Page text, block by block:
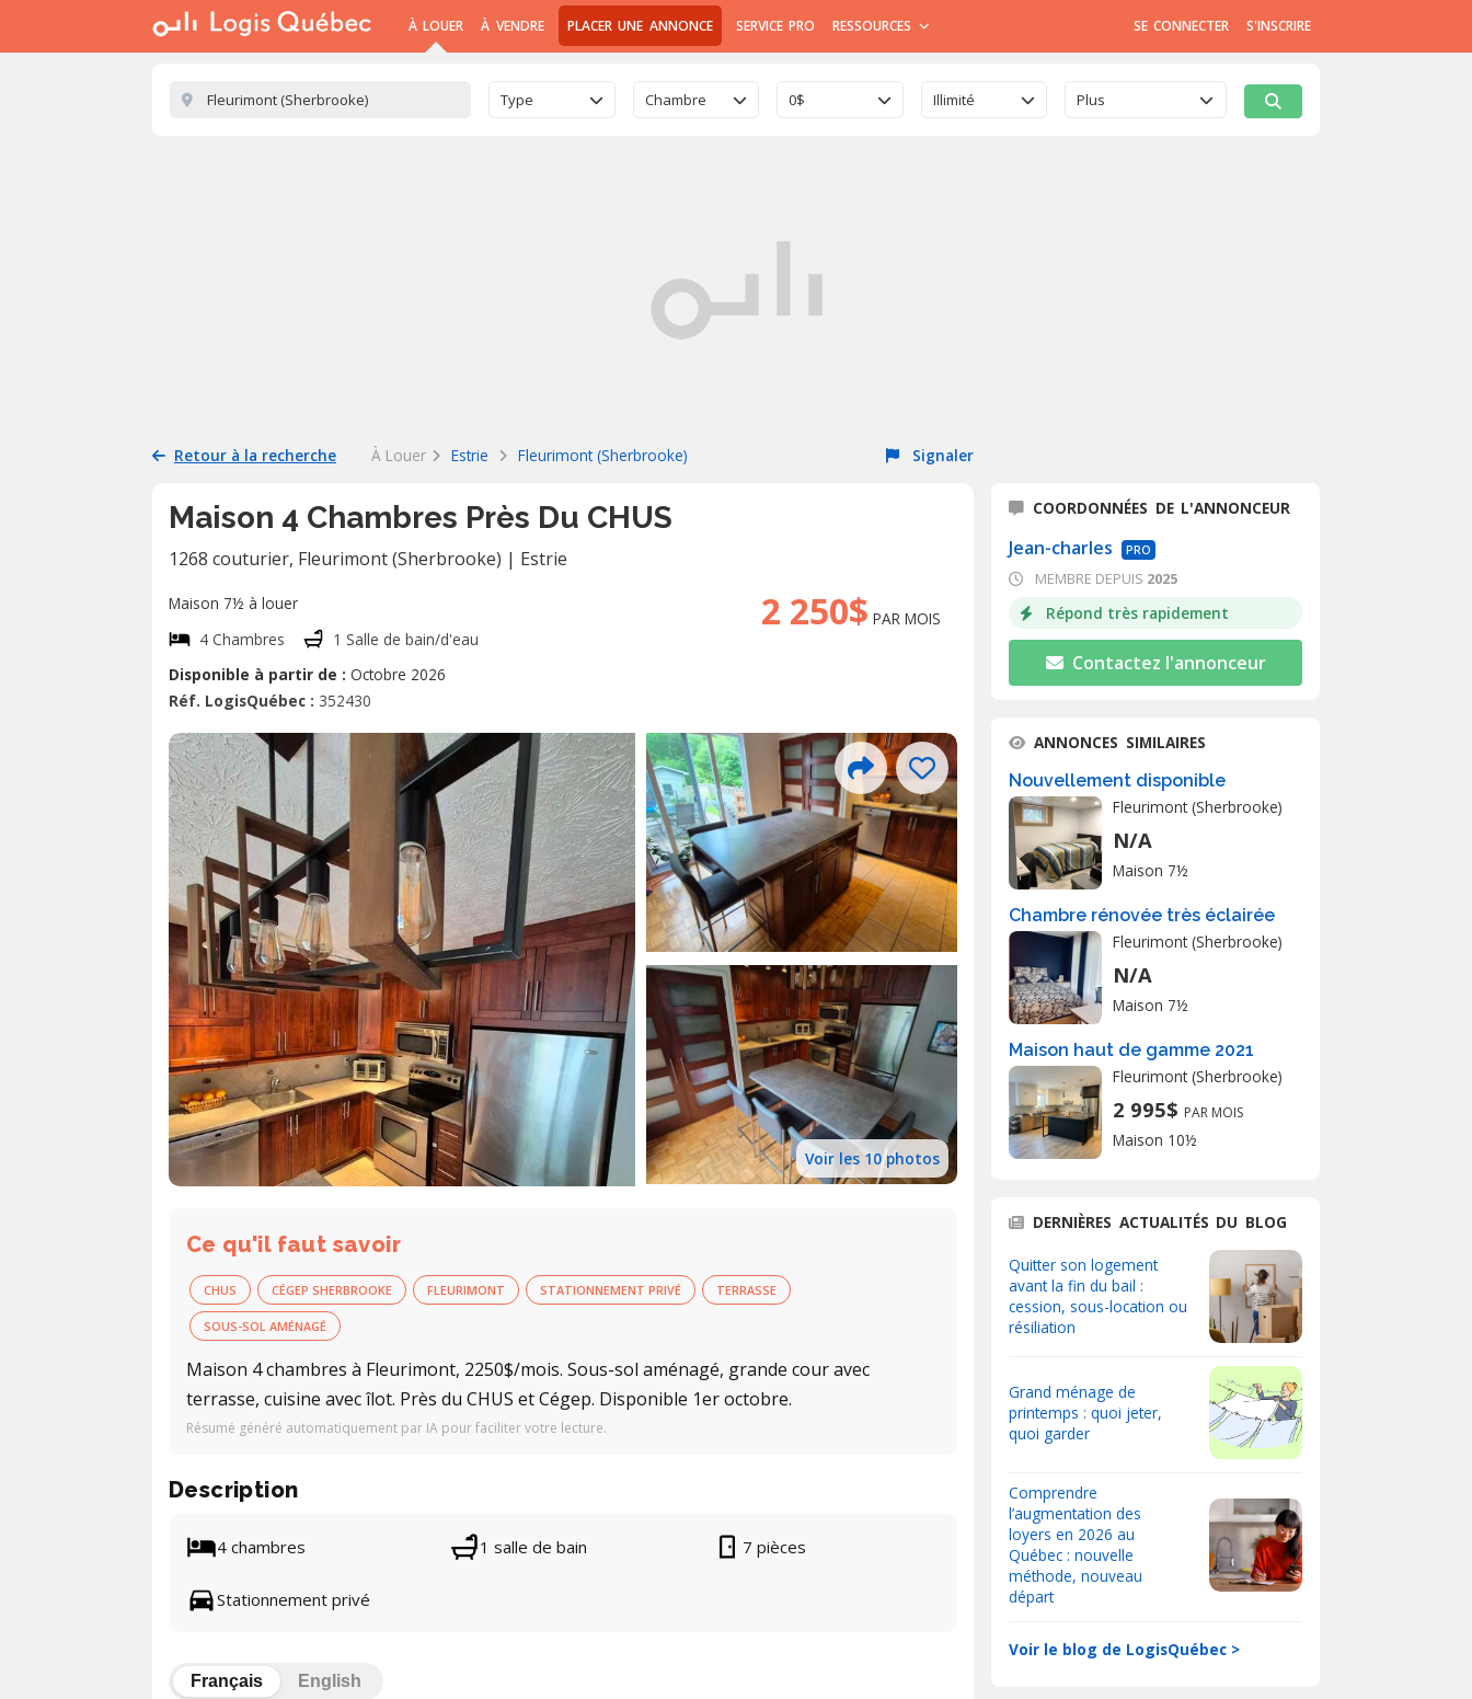
À LOUER À VENDRE PLACER UNE ANNONCE SERVICE PRO RESSOURCES SE CONNECTER S'INSCRIRE
Type Chambre 0$ Illimité Plus
Retour à la recherche À Louer Estrie Fleurimont (Sherbrooke) Signaler
Maison 4 Chambres Près Du CHUS
1268 couturier, Fleurimont (Sherbrooke) | Estrie
2 250$ PAR MOIS
Maison 7½ à louer
4 Chambres
1 Salle de bain/d'eau
Disponible à partir de : Octobre 2026
Réf. LogisQuébec : 352430
Voir les 10 photos
Ce qu'il faut savoir
CHUS CÉGEP SHERBROOKE FLEURIMONT STATIONNEMENT PRIVÉ TERRASSE
SOUS-SOL AMÉNAGÉ
Maison 4 chambres à Fleurimont, 2250$/mois. Sous-sol aménagé, grande cour avec
terrasse, cuisine avec îlot. Près du CHUS et Cégep. Disponible 1er octobre.
Résumé généré automatiquement par IA pour faciliter votre lecture.
Description
4 chambres 1 salle de bain 7 pièces
Stationnement privé
Français English
COORDONNÉES DE L'ANNONCEUR
Jean-charles PRO
MEMBRE DEPUIS 2025
Répond très rapidement
Contactez l'annonceur
ANNONCES SIMILAIRES
Nouvellement disponible
Fleurimont (Sherbrooke)
N/A
Maison 7½
Chambre rénovée très éclairée
Fleurimont (Sherbrooke)
N/A
Maison 7½
Maison haut de gamme 2021
Fleurimont (Sherbrooke)
2 995$ PAR MOIS
Maison 10½
DERNIÈRES ACTUALITÉS DU BLOG
Quitter son logement
avant la fin du bail :
cession, sous-location ou
résiliation
Grand ménage de
printemps : quoi jeter,
quoi garder
Comprendre
l’augmentation des
loyers en 2026 au
Québec : nouvelle
méthode, nouveau
départ
Voir le blog de LogisQuébec >